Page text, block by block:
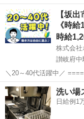
================ 総合病院でおいしい食事と 栄養をお届けするお
香川 観音寺市 観
【坂
《時
時給
株式会社
讃岐府中
＼20～40代活躍中／ ================ ＼作業内容のご紹介♪/
================ 高齢者施設内で調理スタッフとしての お仕事で
す♪ *時間によって、朝
香川 坂出市 讃岐
洗い場
日給例1